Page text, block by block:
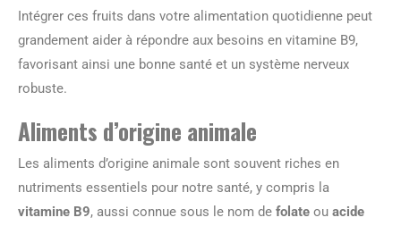
Intégrer ces fruits dans votre alimentation quotidienne peut
grandement aider à répondre aux besoins en vitamine B9,
favorisant ainsi une bonne santé et un système nerveux
robuste.
Aliments d’origine animale
Les aliments d’origine animale sont souvent riches en
nutriments essentiels pour notre santé, y compris la
vitamine B9, aussi connue sous le nom de folate ou acide